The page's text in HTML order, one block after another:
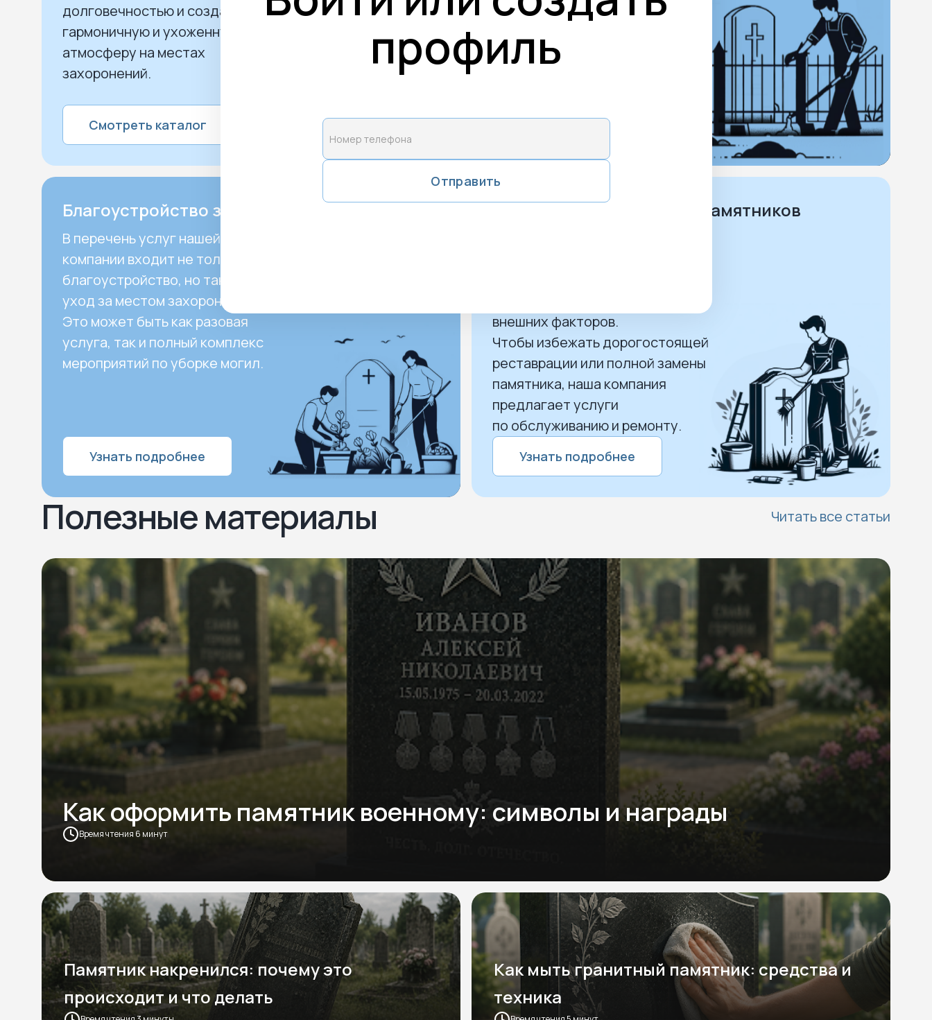
долговечностью и создают
гармоничную и ухоженную
атмосферу на местах
захоронений.
Смотреть каталог
эстетическую функцию,
мемориальному комплексу
Узнать подробнее
Благоустройство захоронения и уход за ним
В перечень услуг нашей
компании входит не только
благоустройство, но также и
уход за местом захоронения.
Это может быть как разовая
услуга, так и полный комплекс
мероприятий по уборке могил.
Узнать подробнее
Обслуживание и ремонт памятников
внешних факторов.
Чтобы избежать дорогостоящей
реставрации или полной замены
памятника, наша компания
предлагает услуги
по обслуживанию и ремонту.
Узнать подробнее
Полезные материалы Читать все статьи
Как оформить памятник военному: символы и награды
Время чтения 6 минут
Памятник накренился: почему это
происходит и что делать
Как мыть гранитный памятник: средства и
техника
профиль
Отправить